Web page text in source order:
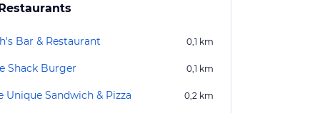
Bar & Restaurant 0,1 km
Shack Burger 0,1 km
Unique Sandwich & Pizza 0,2 km